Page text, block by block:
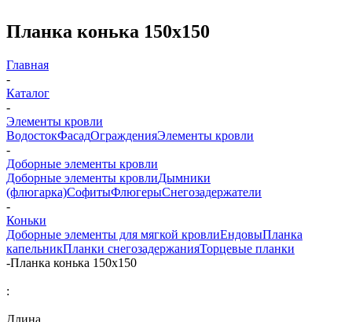
Планка конька 150x150
Главная
-
Каталог
-
Элементы кровли
ВодостокФасадОгражденияЭлементы кровли
-
Доборные элементы кровли
Доборные элементы кровлиДымники
(флюгарка)СофитыФлюгерыСнегозадержатели
-
Коньки
Доборные элементы для мягкой кровлиЕндовыПланка
капельникПланки снегозадержанияТорцевые планки
-Планка конька 150x150
:
Длина